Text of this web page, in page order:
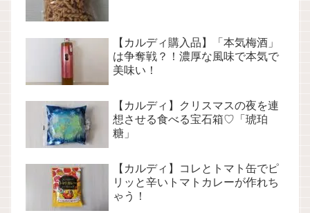
【カルディ購入品】「本気梅酒」
は争奪戦？！濃厚な風味で本気で
美味い！
【カルディ】クリスマスの夜を連
想させる食べる宝石箱♡「琥珀
糖」
【カルディ】コレとトマト缶でピ
リッと辛いトマトカレーが作れち
ゃう！